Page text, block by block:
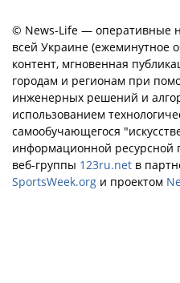
© News-Life — оперативные
всей Украине (ежеминутное
контент, мгновенная
городам и регионам при
инженерных решений и
использованием
самообучающегося
информационной ресурсной
веб-группы 123ru.net в
SportsWeek.org и проектом